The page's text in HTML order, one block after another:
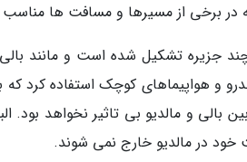
در برخی از مسیرها و مسافت ها مناسب
جزیره تشکیل شده است و مانند بالی
و هواپیماهای کوچک استفاده
بالی و مالدیو بی تاثیر نخواهد بود.
خود در مالدیو خارج نمی شوند.